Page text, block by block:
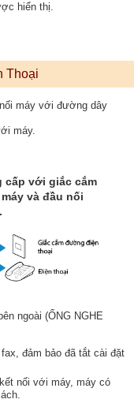
hiển thị.
Thoại
máy với đường dây
máy.
cấp với giắc cắm
và đầu nối
ngoài (ỐNG NGHE
đảm bảo đã tắt cài đặt
nối với máy, máy có